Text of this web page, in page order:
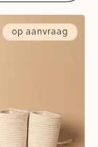
op aanvraag